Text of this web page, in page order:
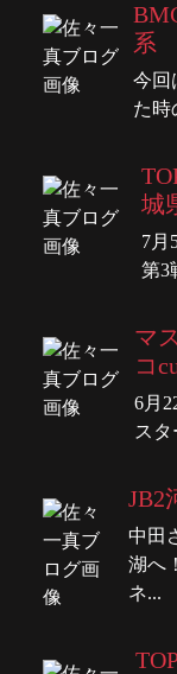
系
今回
た時
城
7月
第3
マ
コ
6月
ス
JB2
中田
湖へ
ネ...